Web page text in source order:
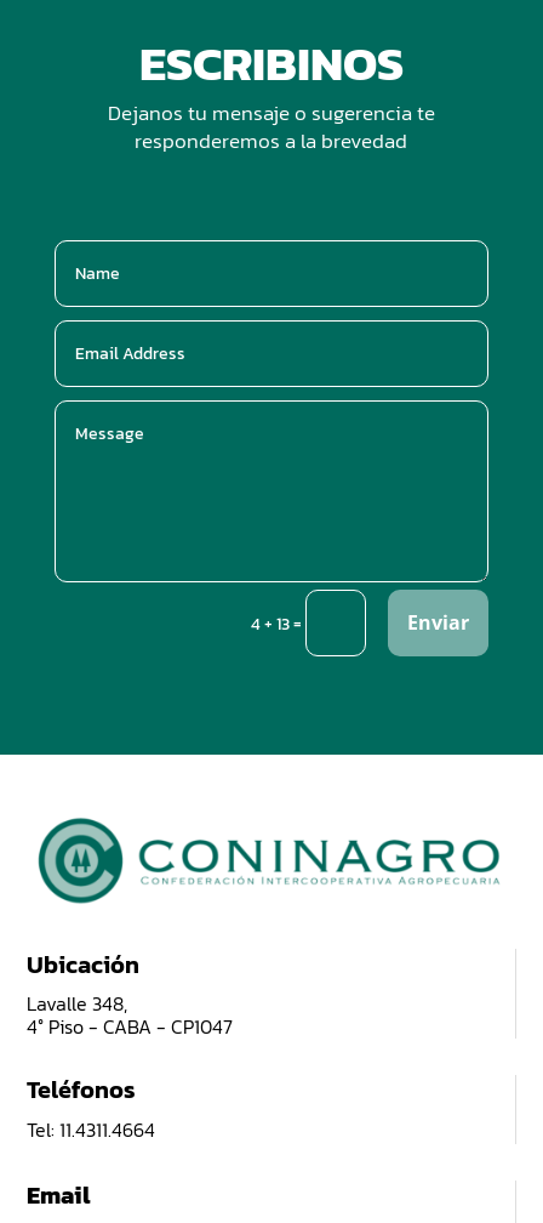
ESCRIBINOS
Dejanos tu mensaje o sugerencia te
responderemos a la brevedad
4 + 13= Enviar
Ubicación
Lavalle 348,
4° Piso - CABA - CP1047
Teléfonos
Tel: 11.4311.4664
Email